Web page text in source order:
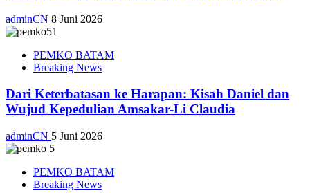
adminCN 8 Juni 2026
PEMKO BATAM
Breaking News
Dari Keterbatasan ke Harapan: Kisah Daniel dan
Wujud Kepedulian Amsakar-Li Claudia
adminCN 5 Juni 2026
PEMKO BATAM
Breaking News